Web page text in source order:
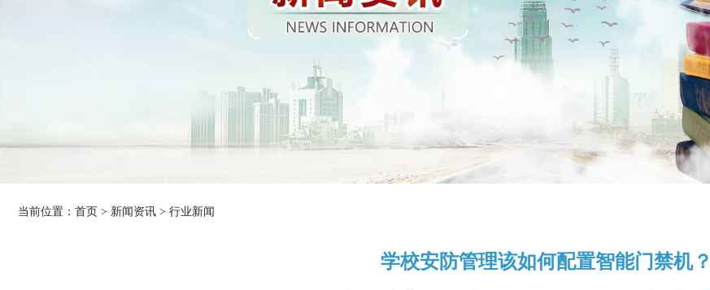
当前位置： 首页 > 新闻资讯 > 行业新闻
学校安防管理该如何配置智能门禁机？